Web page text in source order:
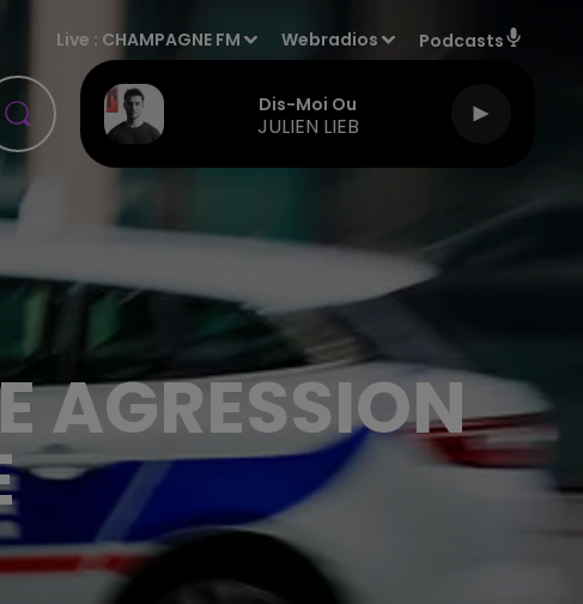
Live : CHAMPAGNE FM Webradios Podcasts
Dis-Moi Ou
JULIEN LIEB
AGRESSION